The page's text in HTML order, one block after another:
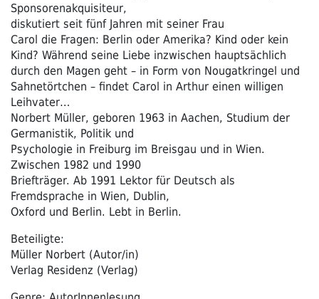
Sponsorenakquisiteur,
diskutiert seit fünf Jahren mit seiner Frau
Carol die Fragen: Berlin oder Amerika? Kind oder kein
Kind? Während seine Liebe inzwischen hauptsächlich
durch den Magen geht – in Form von Nougatkringel und
Sahnetörtchen – findet Carol in Arthur einen willigen
Leihvater…
Norbert Müller, geboren 1963 in Aachen, Studium der
Germanistik, Politik und
Psychologie in Freiburg im Breisgau und in Wien.
Zwischen 1982 und 1990
Briefträger. Ab 1991 Lektor für Deutsch als
Fremdsprache in Wien, Dublin,
Oxford und Berlin. Lebt in Berlin.
Beteiligte:
Müller Norbert (Autor/in)
Verlag Residenz (Verlag)